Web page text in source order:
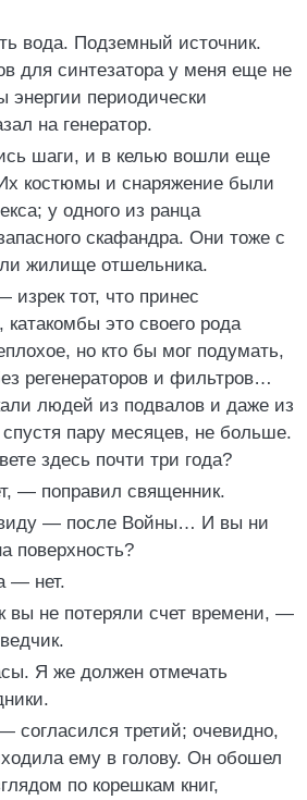
вода. Подземный источник.
для синтезатора у меня еще не
энергии периодически
на генератор.
шаги, и в келью вошли еще
костюмы и снаряжение были
у одного из ранца
скафандра. Они тоже с
жилище отшельника.
тот, что принес
это своего рода
но кто бы мог подумать,
регенераторов и фильтров…
людей из подвалов и даже из
пару месяцев, не больше.
здесь почти три года?
— поправил священник.
— после Войны… И вы ни
поверхность?
— нет.
вы не потеряли счет времени, —
Я же должен отмечать
согласился третий; очевидно,
ему в голову. Он обошел
по корешкам книг,